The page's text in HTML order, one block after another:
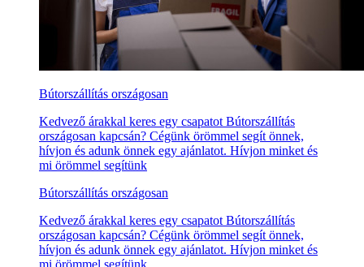
Bútorszállítás országosan
Kedvező árakkal keres egy csapatot Bútorszállítás
országosan kapcsán? Cégünk örömmel segít önnek,
hívjon és adunk önnek egy ajánlatot. Hívjon minket és
mi örömmel segítünk
Bútorszállítás országosan
Kedvező árakkal keres egy csapatot Bútorszállítás
országosan kapcsán? Cégünk örömmel segít önnek,
hívjon és adunk önnek egy ajánlatot. Hívjon minket és